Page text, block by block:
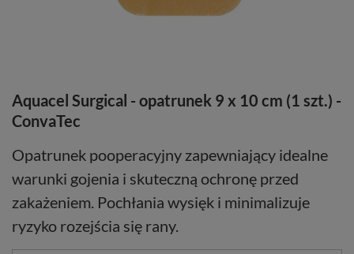
Aquacel Surgical - opatrunek 9 x 10 cm (1 szt.) -
ConvaTec
Opatrunek pooperacyjny zapewniający idealne
warunki gojenia i skuteczną ochronę przed
zakażeniem. Pochłania wysięk i minimalizuje
ryzyko rozejścia się rany.